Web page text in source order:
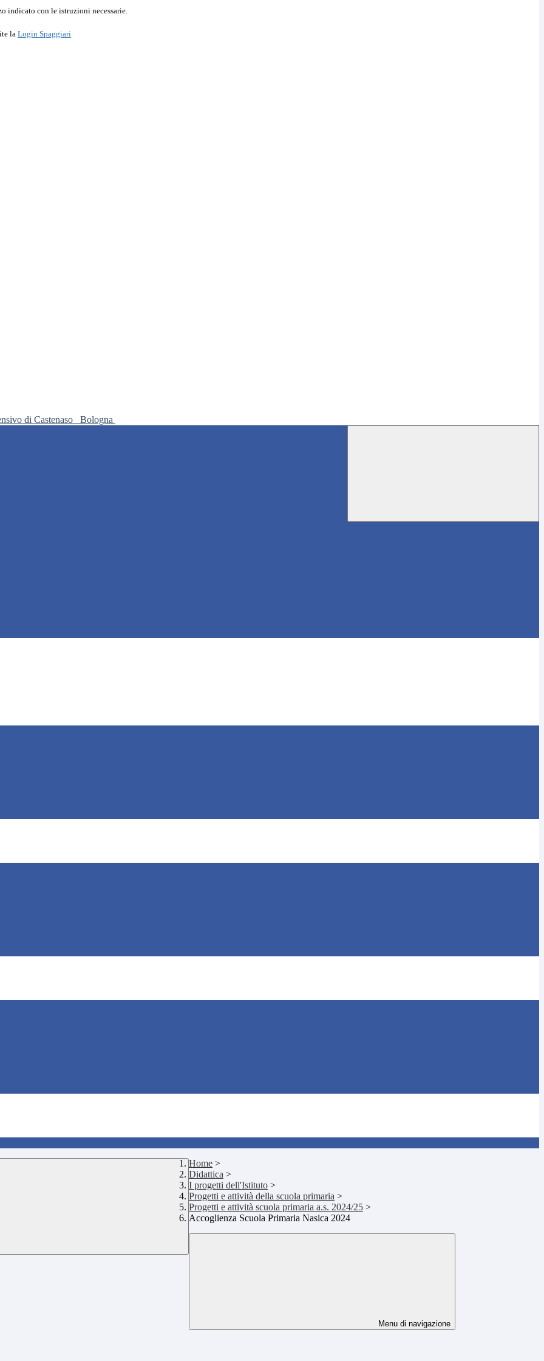
indicato con le istruzioni necessarie.
la Login Spaggiari
di Castenaso Bologna
Home >
Didattica >
I progetti dell'Istituto >
Progetti e attività della scuola primaria >
Progetti e attività scuola primaria a.s. 2024/25 >
Accoglienza Scuola Primaria Nasica 2024
Menu di navigazione